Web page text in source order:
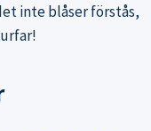
inte blåser förstås,